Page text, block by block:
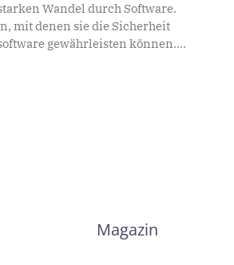
Wandel durch Software.
mit denen sie die Sicherheit
gewährleisten können.
Magazin